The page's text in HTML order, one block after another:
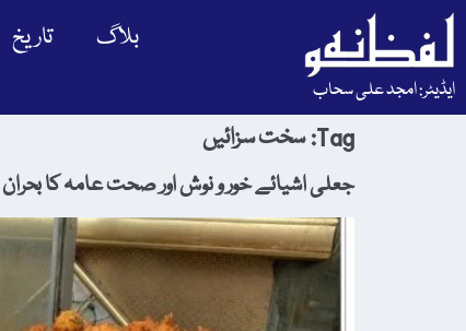
ایڈیٹر: امجد علی سحاب
بلاگ تاریخ
Tag: سخت سزائیں
جعلی اشیائے خور و نوش اور صحت عامہ کا بحران